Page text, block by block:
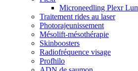
Microneedling Plexr
Traitement rides au laser
Photorajeunissement
Mésolift-mésothérapie
Skinboosters
Radiofréquence visage
Profhilo